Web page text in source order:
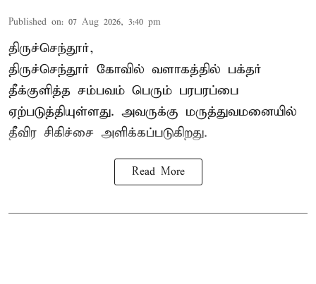
Published on: 07 Aug 2026, 3:40 pm
திருச்செந்தூர்,
திருச்செந்தூர் கோவில் வளாகத்தில் பக்தர்
தீக்குளித்த சம்பவம் பெரும் பரபரப்பை
ஏற்படுத்தியுள்ளது. அவருக்கு மருத்துவமனையில்
தீவிர சிகிச்சை அளிக்கப்படுகிறது.
Read More